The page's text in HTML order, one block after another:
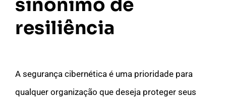
sinônimo de
resiliência
A segurança cibernética é uma prioridade para
qualquer organização que deseja proteger seus